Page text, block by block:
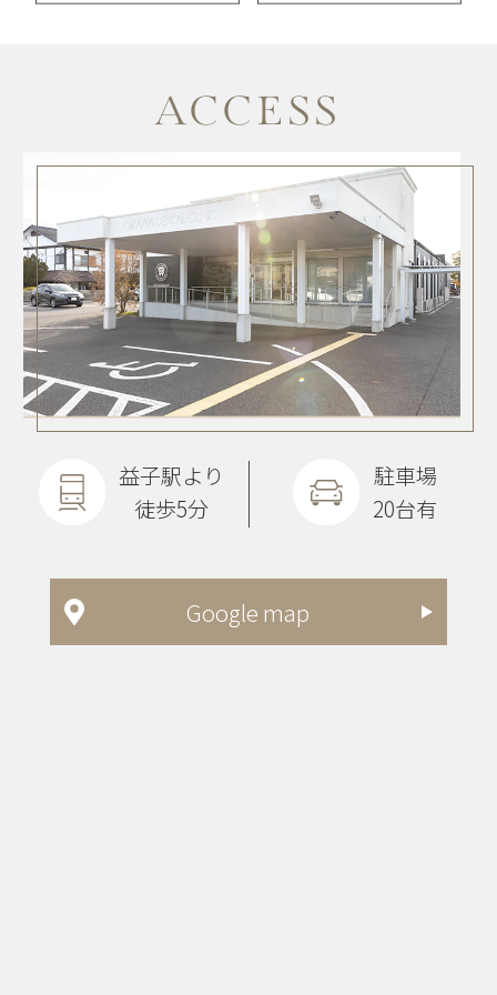
Google map
ACCESS
益子駅より
徒歩5分
駐車場
20台有